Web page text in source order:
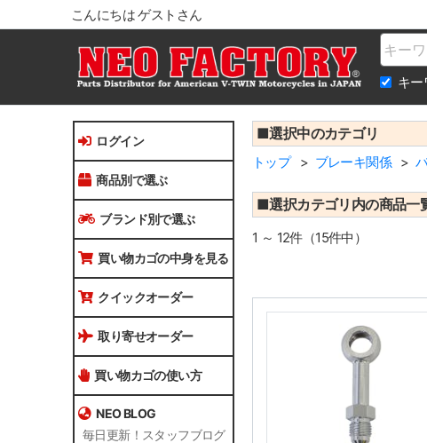
こんにちは ゲストさん
Name
キー
ログイン
商品別で選ぶ
ブランド別で選ぶ
買い物カゴの中身を見る
クイックオーダー
取り寄せオーダー
買い物カゴの使い方
NEO BLOG
毎日更新！スタッフブログ
■選択中のカテゴリ
トップ ブレーキ関係
■選択カテゴリ内の商品一
1 ～ 12件（15件中）